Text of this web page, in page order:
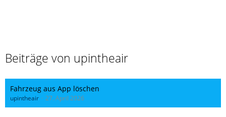
Beiträge von upintheair
Fahrzeug aus App löschen
upintheair 27. April 2026